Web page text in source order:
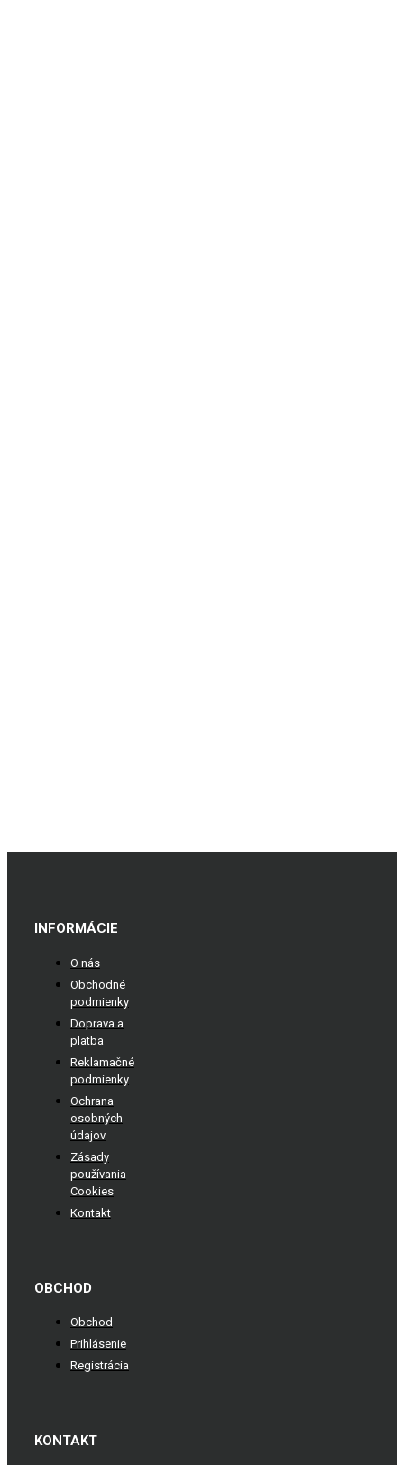
INFORMÁCIE
O nás
Obchodné
podmienky
Doprava a
platba
Reklamačné
podmienky
Ochrana
osobných
údajov
Zásady
používania
Cookies
Kontakt
OBCHOD
Obchod
Prihlásenie
Registrácia
KONTAKT